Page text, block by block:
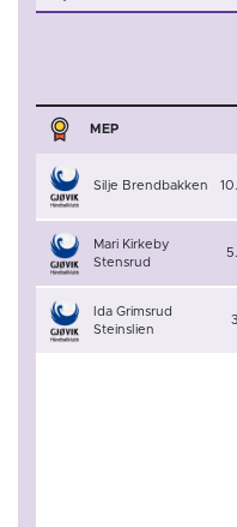
MEP
Silje Brendbakken
Mari Kirkeby
Stensrud
Ida Grimsrud
Steinslien